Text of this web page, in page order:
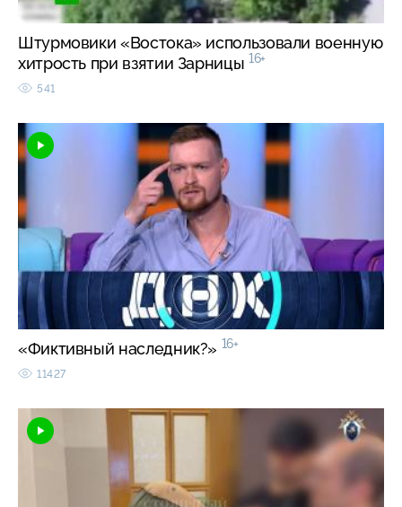
Штурмовики «Востока» использовали военную
хитрость при взятии Зарницы 16+
541
«Фиктивный наследник?» 16+
11427